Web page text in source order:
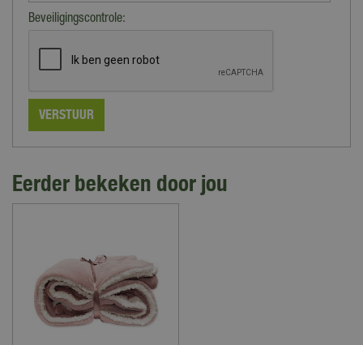
Beveiligingscontrole:
Eerder bekeken door jou